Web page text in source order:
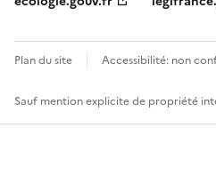
Plan du site Accessibilité: non
Sauf mention explicite de propriété